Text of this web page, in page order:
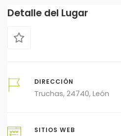
Detalle del Lugar
DIRECCIÓN
Truchas, 24740, León
SITIOS WEB